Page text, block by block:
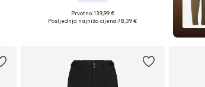
Dostupne veličine: XS, S, M, L, XL
Prvotno: 139,99 €
Posljednja najniža cijena:78,39 €